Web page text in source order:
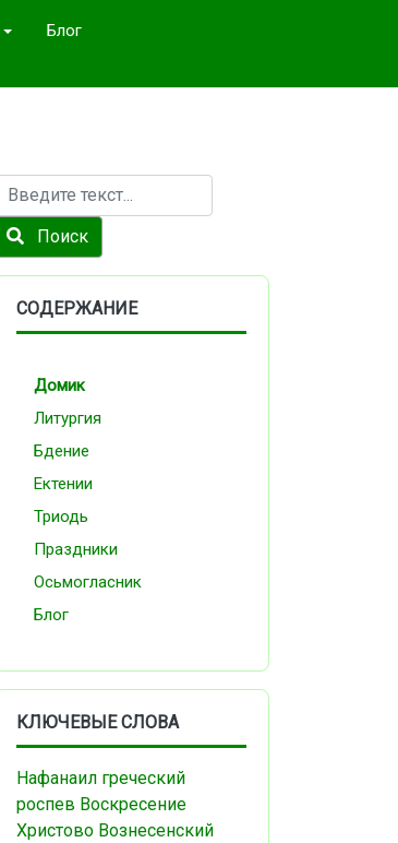
Блог
Поиск
Поиск
СОДЕРЖАНИЕ
Домик
Литургия
Бдение
Ектении
Триодь
Праздники
Осьмогласник
Блог
КЛЮЧЕВЫЕ СЛОВА
Нафанаил греческий
роспев Воскресение
Христово Вознесенский